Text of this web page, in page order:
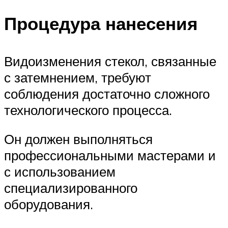
Процедура нанесения
Видоизменения стекол, связанные
с затемнением, требуют
соблюдения достаточно сложного
технологического процесса.
Он должен выполняться
профессиональными мастерами и
с использованием
специализированного
оборудования.